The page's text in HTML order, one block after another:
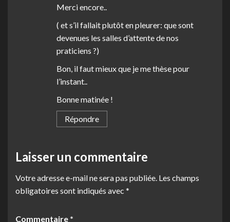
Merci encore..
( et s’il fallait plutôt en pleurer: que sont
devenues les salles d’attente de nos
praticiens ?)
Bon, il faut mieux que je me thèse pour
l’instant..
Bonne matinée !
Répondre
Laisser un commentaire
Votre adresse e-mail ne sera pas publiée. Les champs
obligatoires sont indiqués avec *
Commentaire *